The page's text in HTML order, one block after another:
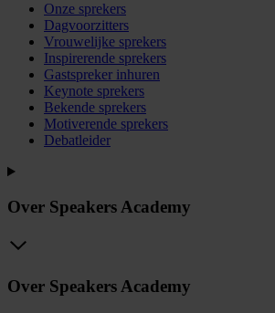
Onze sprekers
Dagvoorzitters
Vrouwelijke sprekers
Inspirerende sprekers
Gastspreker inhuren
Keynote sprekers
Bekende sprekers
Motiverende sprekers
Debatleider
Over Speakers Academy
Over Speakers Academy